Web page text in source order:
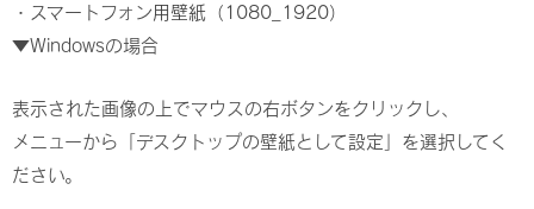
・ スマートフォン用壁紙（1080_1920）
▼Windowsの場合
表示された画像の上でマウスの右ボタンをクリックし、
メニューから「デスクトップの壁紙として設定」を選択してく
ださい。